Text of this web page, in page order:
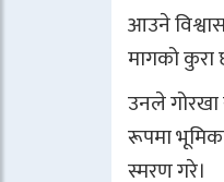
आउने
मागको कुरा
उनले गोरखा
रूपमा
स्मरण गरे।